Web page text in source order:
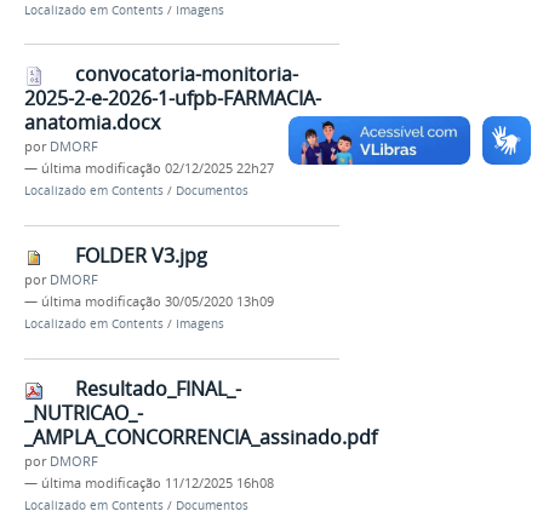
Localizado em Contents / Imagens
convocatoria-monitoria-
2025-2-e-2026-1-ufpb-FARMACIA-
anatomia.docx
por DMORF
— última modificação 02/12/2025 22h27
Localizado em Contents / Documentos
FOLDER V3.jpg
por DMORF
— última modificação 30/05/2020 13h09
Localizado em Contents / Imagens
Resultado_FINAL_-
_NUTRICAO_-
_AMPLA_CONCORRENCIA_assinado.pdf
por DMORF
— última modificação 11/12/2025 16h08
Localizado em Contents / Documentos